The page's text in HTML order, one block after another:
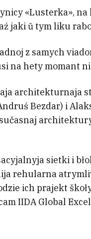
«Lusterka»,
jaki ŭ tym liku
z samych
na hety momant
architekturnaja
Bezdar) i
sietki i
rehularna
ich prajekt
IIDA Global